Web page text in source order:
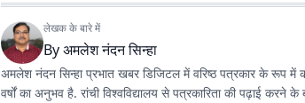
लेखक के बारे में
Byअमलेश नंदन सिन्हा
अमलेश नंदन सिन्हा प्रभात खबर डिजिटल में वरिष्ठ पत्रकार के रूप में
वर्षों का अनुभव है. रांची विश्वविद्यालय से पत्रकारिता की पढ़ाई करने